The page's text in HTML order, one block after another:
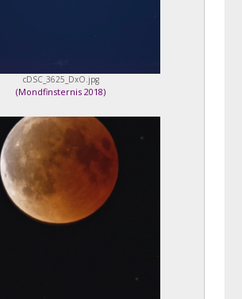
cDSC_3625_DxO.jpg
(Mondfinsternis 2018)